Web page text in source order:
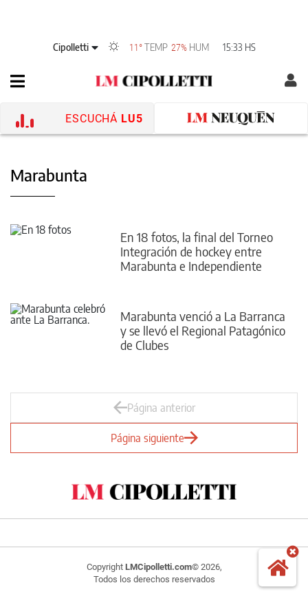
Cipolletti 11° TEMP 27% HUM 15:33 HS
ESCUCHÁ LU5
Marabunta
En 18 fotos, la final del Torneo
Integración de hockey entre
Marabunta e Independiente
Marabunta venció a La Barranca
y se llevó el Regional Patagónico
de Clubes
Página anterior
Página siguiente
Copyright LMCipolletti.com© 2026,
Todos los derechos reservados